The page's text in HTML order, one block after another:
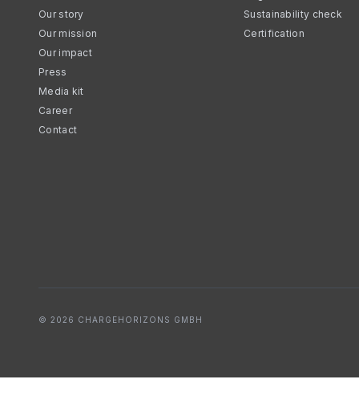
Our story
Our mission
Our impact
Press
Media kit
Career
Contact
Sustainability check
Certification
© 2026 CHARGEHORIZONS GMBH